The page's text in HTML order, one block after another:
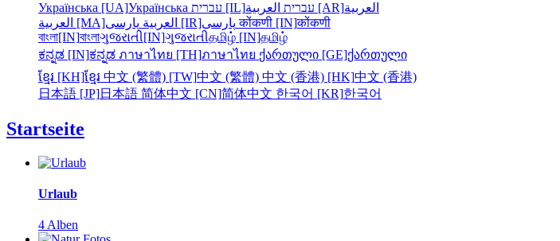
Українська [UA]Українська עברית [IL] עברית العربية [AR]العربية
العربية [MA]
العربية پارسی [IR] پارسیकोंकणी [IN]कोंकणी
বাংলা[IN]বাংলাગુજરાતી[IN]ગુજરાતીதமிழ் [IN]தமிழ்
ಕನ್ನಡ [IN]ಕನ್ನಡ ภาษาไทย [TH]ภาษาไทย ქართული [GE]ქართული
ខ្មែរ [KH]ខ្មែរ 中文 (繁體) [TW]中文 (繁體) 中文 (香港) [HK]中文 (香港)
日本語 [JP]日本語 简体中文 [CN]简体中文 한국어 [KR]한국어
Startseite
Urlaub
4 Alben